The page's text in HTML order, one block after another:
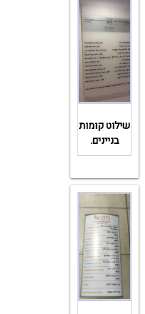
שילוט קומות
בניינים.